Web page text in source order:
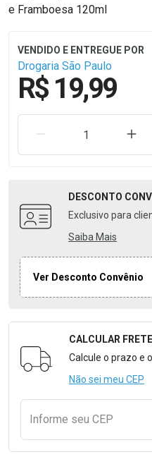
e Framboesa 120ml
Drogaria São Paulo
R$ 19,99
REMOVER UMA
DESCONTO
Exclusivo para
Saiba Mais
Ver Desconto Convênio
Formulário para
CALCULAR FRETE
Calcule o prazo e
Não sei meu CEP
Informe seu CEP